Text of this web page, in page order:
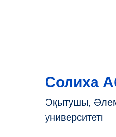
Солиха
Оқытушы,
университеті